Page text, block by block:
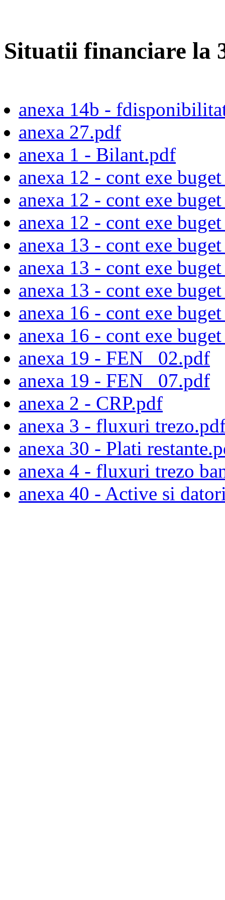
Situatii financiare la
anexa 14b -
anexa 27.pdf
anexa 1 - Bilant.pdf
anexa 12 - cont exe
anexa 12 - cont exe
anexa 12 - cont exe
anexa 13 - cont exe
anexa 13 - cont exe
anexa 13 - cont exe
anexa 16 - cont exe
anexa 16 - cont exe
anexa 19 - FEN _02.pdf
anexa 19 - FEN _07.pdf
anexa 2 - CRP.pdf
anexa 3 - fluxuri
anexa 30 - Plati
anexa 4 - fluxuri trezo
anexa 40 - Active si